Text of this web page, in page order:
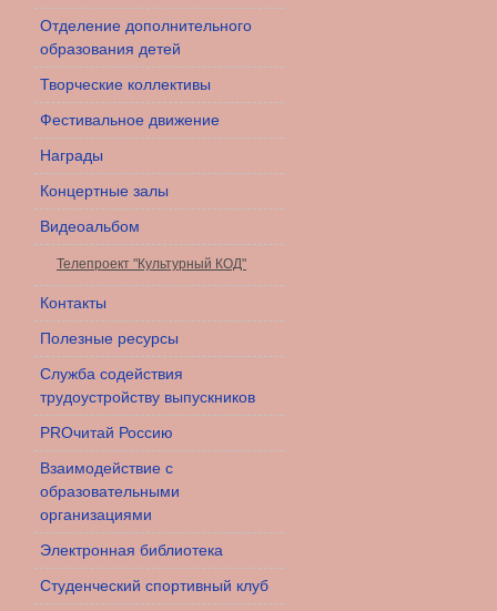
Отделение дополнительного
образования детей
Творческие коллективы
Фестивальное движение
Награды
Концертные залы
Видеоальбом
Телепроект "Культурный КОД"
Контакты
Полезные ресурсы
Служба содействия
трудоустройству выпускников
PROчитай Россию
Взаимодействие с
образовательными
организациями
Электронная библиотека
Студенческий спортивный клуб